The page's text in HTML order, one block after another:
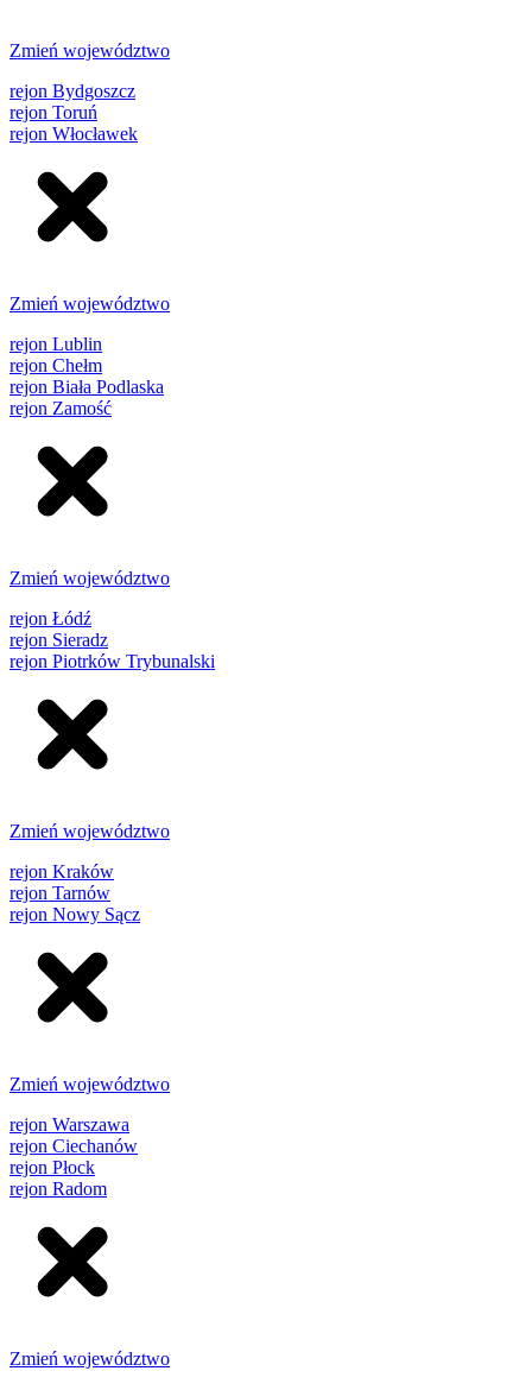
Zmień województwo
rejon Bydgoszcz
rejon Toruń
rejon Włocławek
Zmień województwo
rejon Lublin
rejon Chełm
rejon Biała Podlaska
rejon Zamość
Zmień województwo
rejon Łódź
rejon Sieradz
rejon Piotrków Trybunalski
Zmień województwo
rejon Kraków
rejon Tarnów
rejon Nowy Sącz
Zmień województwo
rejon Warszawa
rejon Ciechanów
rejon Płock
rejon Radom
Zmień województwo